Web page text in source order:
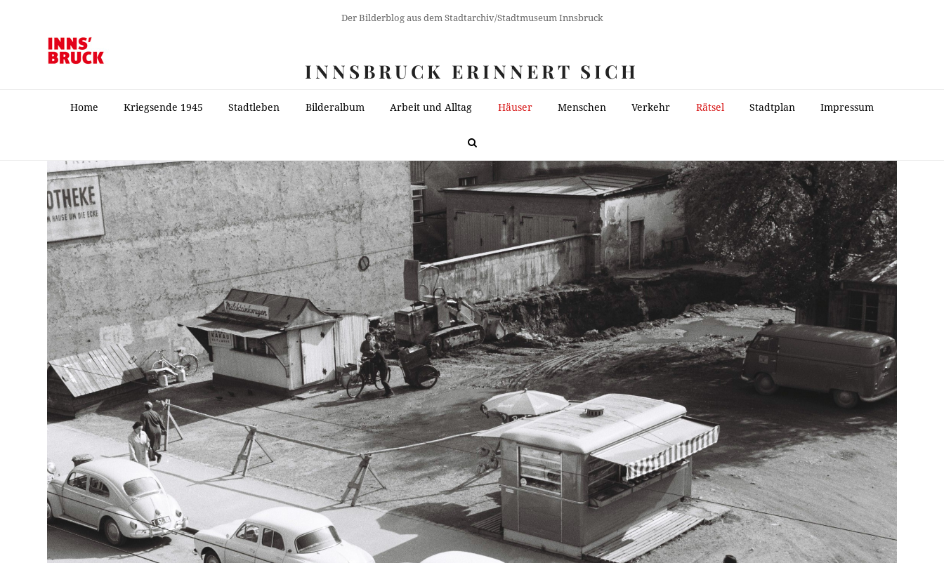
Der Bilderblog aus dem Stadtarchiv/Stadtmuseum Innsbruck
INNSBRUCK ERINNERT SICH
Home Kriegsende 1945 Stadtleben Bilderalbum Arbeit und Alltag Häuser Menschen Verkehr Rätsel Stadtplan Impressum